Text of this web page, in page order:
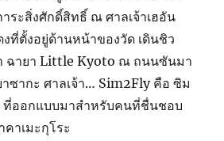
ระสิ่งศักดิ์สิทธิ์ ณ ศาลเจ้าเฮอัน
ที่ตั้งอยู่ด้านหน้าของวัด เดินชิว
ฉายา Little Kyoto ณ ถนนซันมา
ซากะ ศาลเจ้า… Sim2Fly คือ ซิม
ที่ออกแบบมาสำหรับคนที่ชื่นชอบ
คาเมะกุโระ